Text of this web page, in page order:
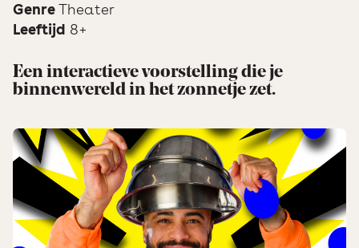
GenreTheater
Leeftijd 8+
Een interactieve voorstelling die je
binnenwereld in het zonnetje zet.